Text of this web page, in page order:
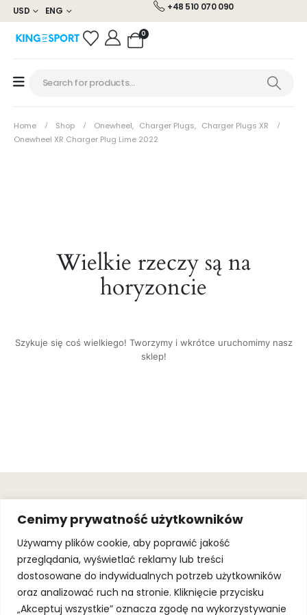
Cenimy prywatność użytkowników
Używamy plików cookie, aby poprawić jakość
przeglądania, wyświetlać reklamy lub treści
dostosowane do indywidualnych potrzeb użytkowników
oraz analizować ruch na stronie. Kliknięcie przycisku
„Akceptuj wszystkie” oznacza zgodę na wykorzystywanie
USD ENG +48 510 070 090
0
Home Shop Onewheel, Charger Plugs, Charger Plugs XR
Onewheel XR Charger Plug Lime 2022
Wielkie rzeczy są na
horyzoncie
Szykuje się coś wielkiego! Tworzymy i wkrótce uruchomimy nasz
sklep!
+48 510 070
090
SOLEC 81B LOK.
A66,
WARSZAWA
JOIN OUR
MAILING
By subscribing,
you agree to
ourTerms of
UseandPrivacy
OBSŁUGA
KLIENTA
Gwarancja
.
.